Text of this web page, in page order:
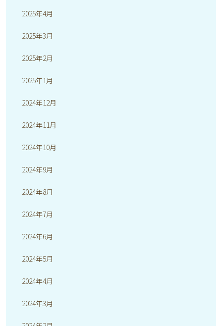
2025年4月
2025年3月
2025年2月
2025年1月
2024年12月
2024年11月
2024年10月
2024年9月
2024年8月
2024年7月
2024年6月
2024年5月
2024年4月
2024年3月